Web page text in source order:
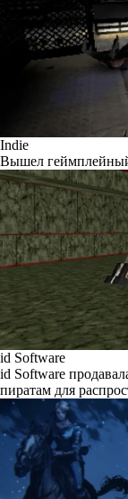
Indie
Вышел геймплейный
id Software
id Software
пиратам для